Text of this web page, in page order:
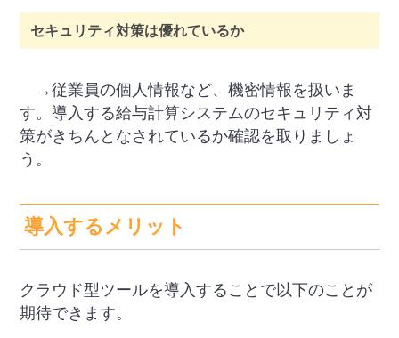
セキュリティ対策は優れているか
→従業員の個人情報など、機密情報を扱いま
す。導入する給与計算システムのセキュリティ対
策がきちんとなされているか確認を取りましょ
う。
導入するメリット
クラウド型ツールを導入することで以下のことが
期待できます。